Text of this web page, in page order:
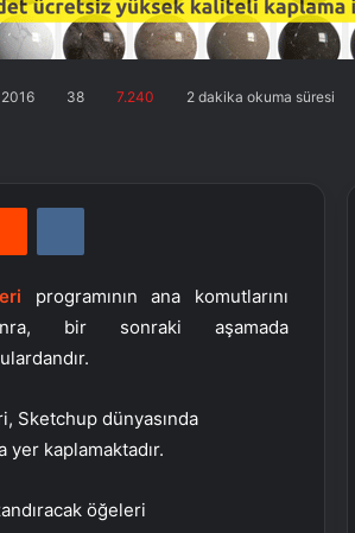
2016 38 7.240 2 dakika okuma süresi
Reddit VKontakte
programının ana komutlarını
bir sonraki aşamada
Sketchup dünyasında
kaplamaktadır.
öğeleri